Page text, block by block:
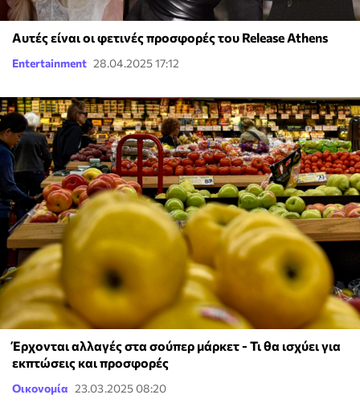
Αυτές είναι οι φετινές προσφoρές του Release Athens
Entertainment 28.04.2025 17:12
Έρχονται αλλαγές στα σούπερ μάρκετ - Τι θα ισχύει για
εκπτώσεις και προσφορές
Οικονομία 23.03.2025 08:20